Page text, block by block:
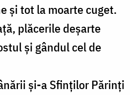
și tot la moarte cuget.
plăcerile deșarte
și gândul cel de
și-a Sfinților Părinți